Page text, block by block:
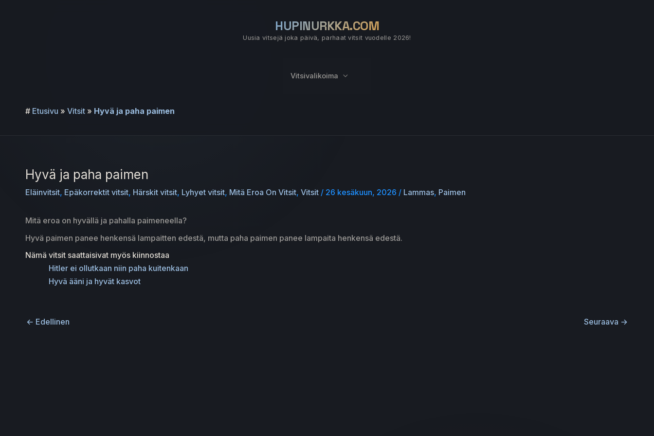
HUPINURKKA.COM
Uusia vitsejä joka päivä, parhaat vitsit vuodelle 2026!
Vitsivalikoima
# Etusivu » Vitsit » Hyvä ja paha paimen
Hyvä ja paha paimen
Eläinvitsit, Epäkorrektit vitsit, Härskit vitsit, Lyhyet vitsit, Mitä Eroa On Vitsit, Vitsit / 26 kesäkuun, 2026 / Lammas, Paimen
Mitä eroa on hyvällä ja pahalla paimeneella?
Hyvä paimen panee henkensä lampaitten edestä, mutta paha paimen panee lampaita henkensä edestä.
Nämä vitsit saattaisivat myös kiinnostaa
Hitler ei ollutkaan niin paha kuitenkaan
Hyvä ääni ja hyvät kasvot
← Edellinen Seuraava →